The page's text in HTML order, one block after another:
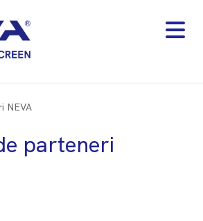
NEVA
parteneri